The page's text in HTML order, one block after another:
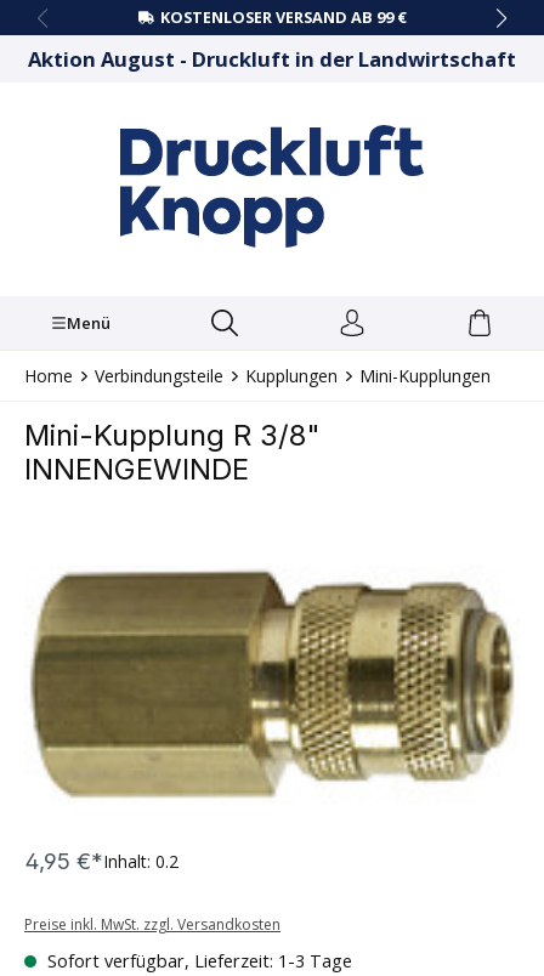
springen KOSTENLOSER VERSAND AB 99 €
Aktion August - Druckluft in der Landwirtschaft
Menü
Home Verbindungsteile Kupplungen Mini-Kupplungen
Mini-Kupplung R 3/8"
INNENGEWINDE
4,95 €*Inhalt: 0.2
Preise inkl. MwSt. zzgl. Versandkosten
Sofort verfügbar, Lieferzeit: 1-3 Tage